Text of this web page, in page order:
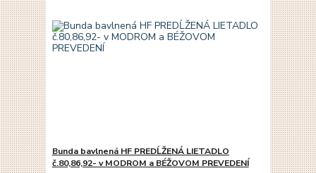
Bunda bavlnená HF PREDĹŽENÁ LIETADLO
č.80,86,92- v MODROM a BÉŽOVOM PREVEDENÍ